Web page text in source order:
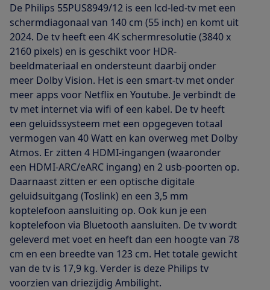
De Philips 55PUS8949/12 is een lcd-led-tv met een
schermdiagonaal van 140 cm (55 inch) en komt uit
2024. De tv heeft een 4K schermresolutie (3840 x
2160 pixels) en is geschikt voor HDR-
beeldmateriaal en ondersteunt daarbij onder
meer Dolby Vision. Het is een smart-tv met onder
meer apps voor Netflix en Youtube. Je verbindt de
tv met internet via wifi of een kabel. De tv heeft
een geluidssysteem met een opgegeven totaal
vermogen van 40 Watt en kan overweg met Dolby
Atmos. Er zitten 4 HDMI-ingangen (waaronder
een HDMI-ARC/eARC ingang) en 2 usb-poorten op.
Daarnaast zitten er een optische digitale
geluidsuitgang (Toslink) en een 3,5 mm
koptelefoon aansluiting op. Ook kun je een
koptelefoon via Bluetooth aansluiten. De tv wordt
geleverd met voet en heeft dan een hoogte van 78
cm en een breedte van 123 cm. Het totale gewicht
van de tv is 17,9 kg. Verder is deze Philips tv
voorzien van driezijdig Ambilight.